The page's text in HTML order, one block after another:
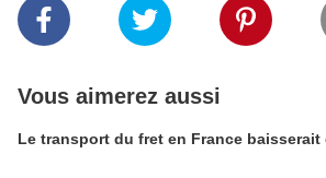
Vous aimerez aussi
Le transport du fret en France baisserait